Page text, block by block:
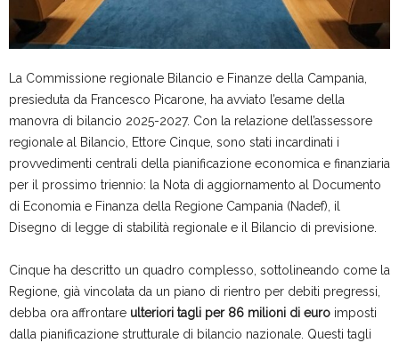
La Commissione regionale Bilancio e Finanze della Campania,
presieduta da Francesco Picarone, ha avviato l’esame della
manovra di bilancio 2025-2027. Con la relazione dell’assessore
regionale al Bilancio, Ettore Cinque, sono stati incardinati i
provvedimenti centrali della pianificazione economica e finanziaria
per il prossimo triennio: la Nota di aggiornamento al Documento
di Economia e Finanza della Regione Campania (Nadef), il
Disegno di legge di stabilità regionale e il Bilancio di previsione.
Cinque ha descritto un quadro complesso, sottolineando come la
Regione, già vincolata da un piano di rientro per debiti pregressi,
debba ora affrontare ulteriori tagli per 86 milioni di euro imposti
dalla pianificazione strutturale di bilancio nazionale. Questi tagli